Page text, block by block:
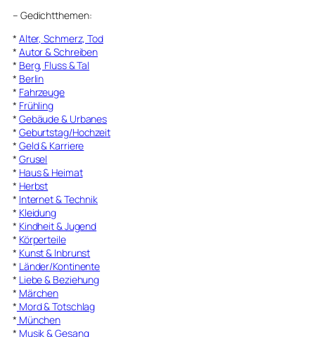
– Gedichtthemen:
* Alter, Schmerz, Tod
* Autor & Schreiben
* Berg, Fluss & Tal
* Berlin
* Fahrzeuge
* Frühling
* Gebäude & Urbanes
* Geburtstag/Hochzeit
* Geld & Karriere
* Grusel
* Haus & Heimat
* Herbst
* Internet & Technik
* Kleidung
* Kindheit & Jugend
* Körperteile
* Kunst & Inbrunst
* Länder/Kontinente
* Liebe & Beziehung
* Märchen
* Mord & Totschlag
* München
* Musik & Gesang